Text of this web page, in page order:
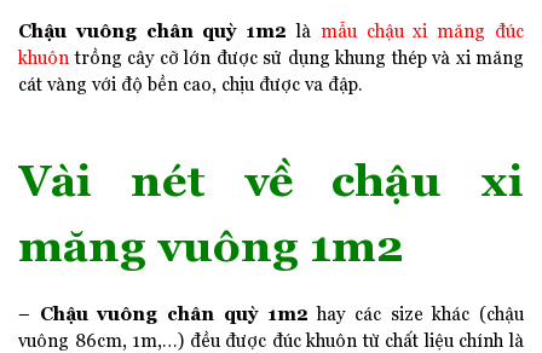
Chậu vuông chân quỳ 1m2 là mẫu chậu xi măng đúc
khuôn trồng cây cỡ lớn được sử dụng khung thép và xi măng
cát vàng với độ bền cao, chịu được va đập.
Vài nét về chậu xi
măng vuông 1m2
– Chậu vuông chân quỳ 1m2 hay các size khác (chậu
vuông 86cm, 1m,…) đều được đúc khuôn từ chất liệu chính là